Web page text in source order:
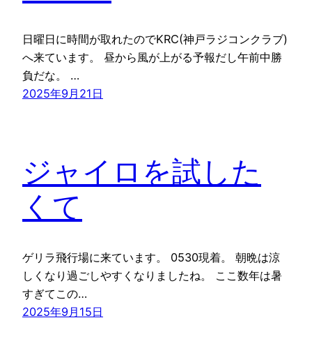
日曜日に時間が取れたのでKRC(神戸ラジコンクラブ)
へ来ています。 昼から風が上がる予報だし午前中勝
負だな。 …
2025年9月21日
ジャイロを試した
くて
ゲリラ飛行場に来ています。 0530現着。 朝晩は涼
しくなり過ごしやすくなりましたね。 ここ数年は暑
すぎてこの…
2025年9月15日